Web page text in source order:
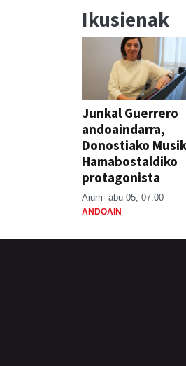
Ikusienak
Junkal Guerrero
andoaindarra,
Donostiako
Hamabostaldiko
protagonista
Aiurri abu 05, 07:00
ANDOAIN